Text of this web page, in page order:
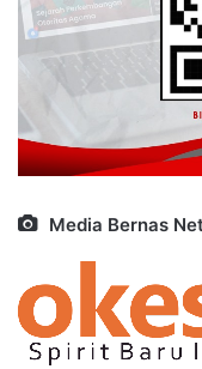
Media Bernas